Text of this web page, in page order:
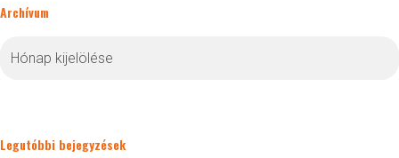
Archívum
Legutóbbi bejegyzések